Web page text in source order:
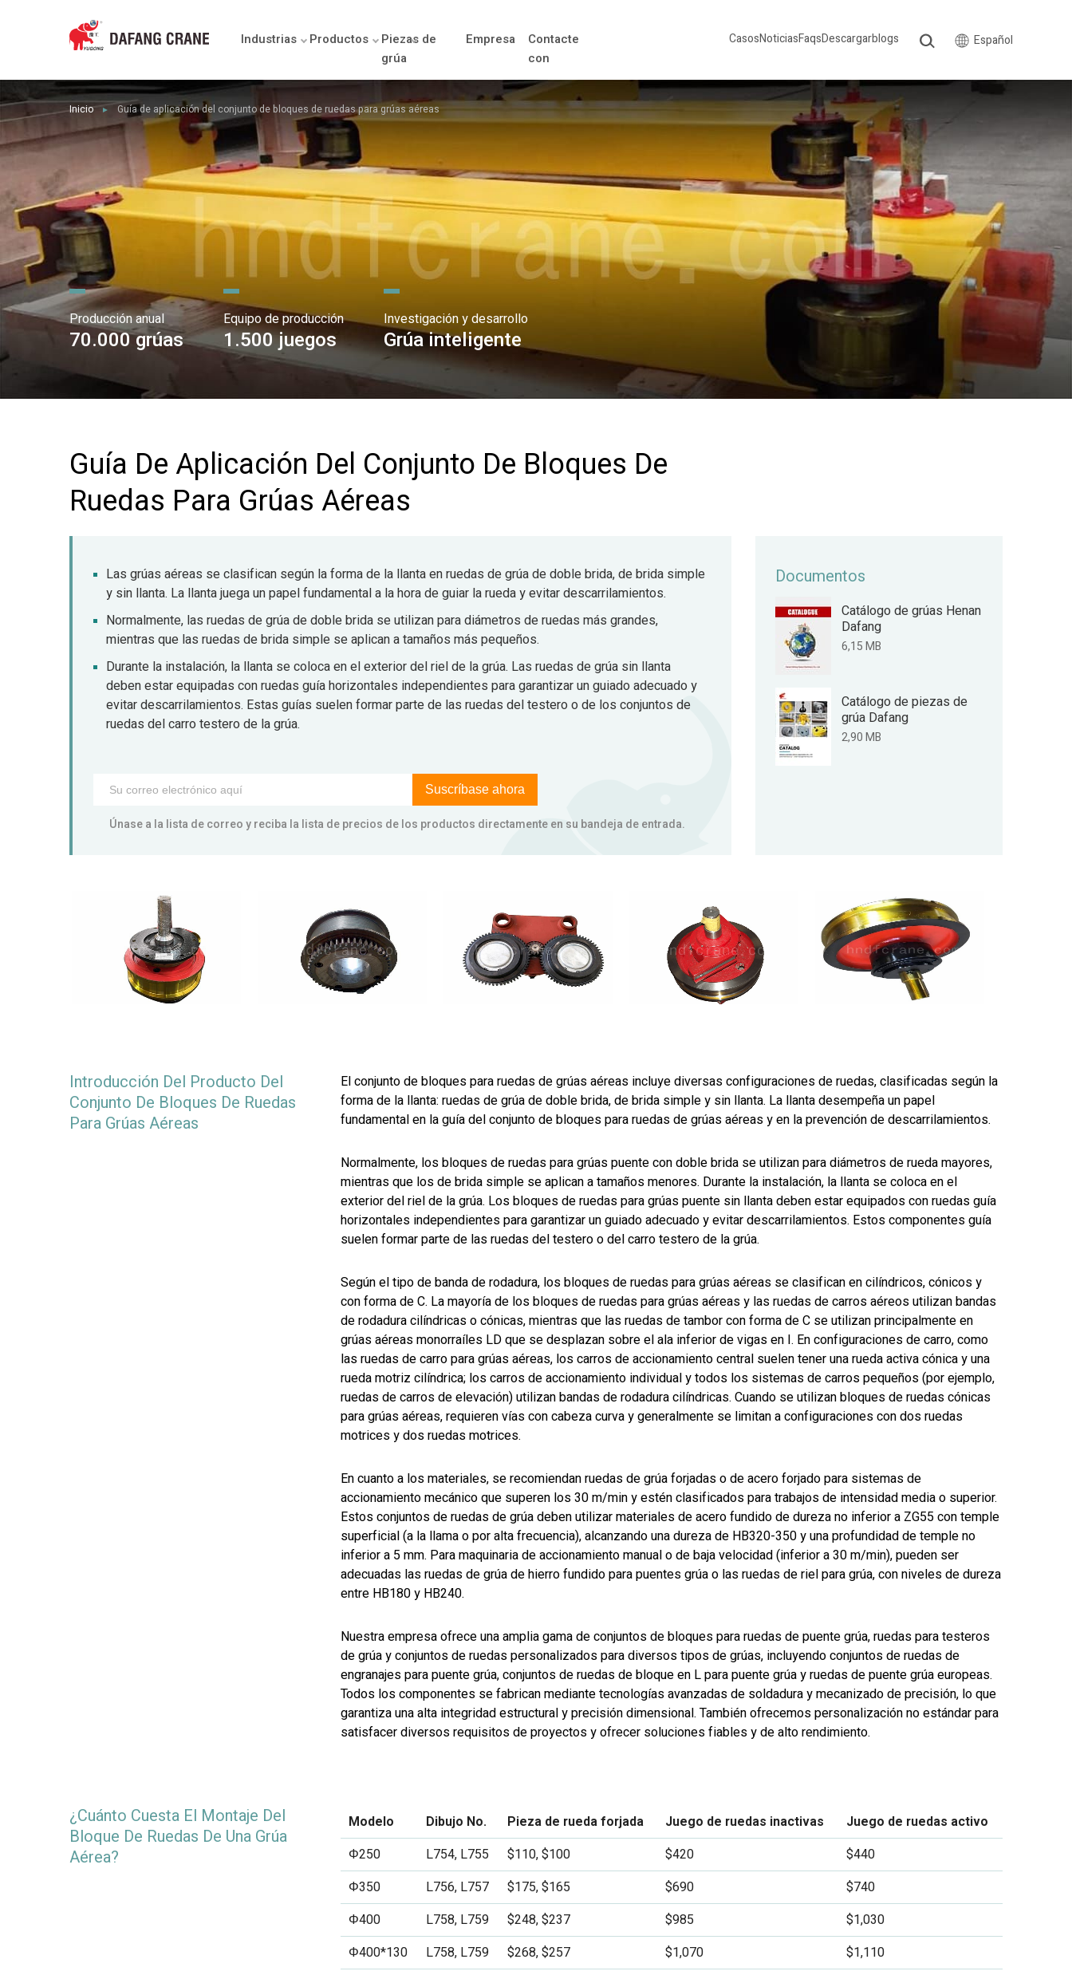
Industrias Productos
Piezas de
grúa
Empresa
Contacte
con
CasosNoticiasFaqsDescargarblogs Español
Inicio ► Guía de aplicación del conjunto de bloques de ruedas para grúas aéreas
Producción anual
70.000 grúas
Equipo de producción
1.500 juegos
Investigación y desarrollo
Grúa inteligente
Guía De Aplicación Del Conjunto De Bloques De
Ruedas Para Grúas Aéreas
Las grúas aéreas se clasifican según la forma de la llanta en ruedas de grúa de doble brida, de brida simple
y sin llanta. La llanta juega un papel fundamental a la hora de guiar la rueda y evitar descarrilamientos.
Normalmente, las ruedas de grúa de doble brida se utilizan para diámetros de ruedas más grandes,
mientras que las ruedas de brida simple se aplican a tamaños más pequeños.
Durante la instalación, la llanta se coloca en el exterior del riel de la grúa. Las ruedas de grúa sin llanta
deben estar equipadas con ruedas guía horizontales independientes para garantizar un guiado adecuado y
evitar descarrilamientos. Estas guías suelen formar parte de las ruedas del testero o de los conjuntos de
ruedas del carro testero de la grúa.
Suscríbase ahora
Únase a la lista de correo y reciba la lista de precios de los productos directamente en su bandeja de entrada.
Documentos
Catálogo de grúas Henan
Dafang
6,15 MB
Catálogo de piezas de
grúa Dafang
2,90 MB
Introducción Del Producto Del
Conjunto De Bloques De Ruedas
Para Grúas Aéreas
El conjunto de bloques para ruedas de grúas aéreas incluye diversas configuraciones de ruedas, clasificadas según la
forma de la llanta: ruedas de grúa de doble brida, de brida simple y sin llanta. La llanta desempeña un papel
fundamental en la guía del conjunto de bloques para ruedas de grúas aéreas y en la prevención de descarrilamientos.
Normalmente, los bloques de ruedas para grúas puente con doble brida se utilizan para diámetros de rueda mayores,
mientras que los de brida simple se aplican a tamaños menores. Durante la instalación, la llanta se coloca en el
exterior del riel de la grúa. Los bloques de ruedas para grúas puente sin llanta deben estar equipados con ruedas guía
horizontales independientes para garantizar un guiado adecuado y evitar descarrilamientos. Estos componentes guía
suelen formar parte de las ruedas del testero o del carro testero de la grúa.
Según el tipo de banda de rodadura, los bloques de ruedas para grúas aéreas se clasifican en cilíndricos, cónicos y
con forma de C. La mayoría de los bloques de ruedas para grúas aéreas y las ruedas de carros aéreos utilizan bandas
de rodadura cilíndricas o cónicas, mientras que las ruedas de tambor con forma de C se utilizan principalmente en
grúas aéreas monorraíles LD que se desplazan sobre el ala inferior de vigas en I. En configuraciones de carro, como
las ruedas de carro para grúas aéreas, los carros de accionamiento central suelen tener una rueda activa cónica y una
rueda motriz cilíndrica; los carros de accionamiento individual y todos los sistemas de carros pequeños (por ejemplo,
ruedas de carros de elevación) utilizan bandas de rodadura cilíndricas. Cuando se utilizan bloques de ruedas cónicas
para grúas aéreas, requieren vías con cabeza curva y generalmente se limitan a configuraciones con dos ruedas
motrices y dos ruedas motrices.
En cuanto a los materiales, se recomiendan ruedas de grúa forjadas o de acero forjado para sistemas de
accionamiento mecánico que superen los 30 m/min y estén clasificados para trabajos de intensidad media o superior.
Estos conjuntos de ruedas de grúa deben utilizar materiales de acero fundido de dureza no inferior a ZG55 con temple
superficial (a la llama o por alta frecuencia), alcanzando una dureza de HB320-350 y una profundidad de temple no
inferior a 5 mm. Para maquinaria de accionamiento manual o de baja velocidad (inferior a 30 m/min), pueden ser
adecuadas las ruedas de grúa de hierro fundido para puentes grúa o las ruedas de riel para grúa, con niveles de dureza
entre HB180 y HB240.
Nuestra empresa ofrece una amplia gama de conjuntos de bloques para ruedas de puente grúa, ruedas para testeros
de grúa y conjuntos de ruedas personalizados para diversos tipos de grúas, incluyendo conjuntos de ruedas de
engranajes para puente grúa, conjuntos de ruedas de bloque en L para puente grúa y ruedas de puente grúa europeas.
Todos los componentes se fabrican mediante tecnologías avanzadas de soldadura y mecanizado de precisión, lo que
garantiza una alta integridad estructural y precisión dimensional. También ofrecemos personalización no estándar para
satisfacer diversos requisitos de proyectos y ofrecer soluciones fiables y de alto rendimiento.
¿Cuánto Cuesta El Montaje Del
Bloque De Ruedas De Una Grúa
Aérea?
Modelo Dibujo No. Pieza de rueda forjada Juego de ruedas inactivas
Juego de ruedas activo
Φ250
L754, L755 $110, $100 $420
$440
Φ350
L756, L757 $175, $165 $690
$740
Φ400
L758, L759 $248, $237 $985
$1,030
Φ400*130
L758, L759 $268, $257 $1,070
$1,110